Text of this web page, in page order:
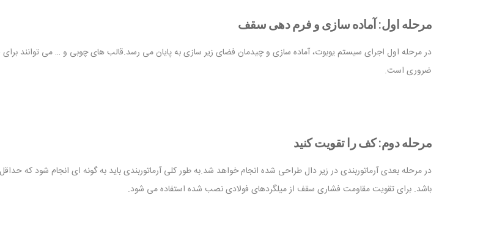
مرحله اول: آماده سازی و فرم دهی سقف
در مرحله اول اجرای سیستم یوبوت، آماده سازی و چیدمان فضای زیر سازی به پایان می رسد.قالب های چوبی و … می توانند
ضروری است.
مرحله دوم: کف را تقویت کنید
در مرحله بعدی آرماتوربندی در زیر دال طراحی شده انجام خواهد شد.به طور کلی آرماتوربندی باید به گونه ای انجام شود که
باشد. برای تقویت مقاومت فشاری سقف از میلگردهای فولادی نصب شده استفاده می شود.